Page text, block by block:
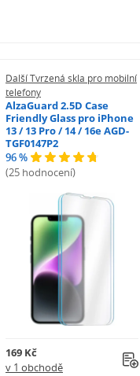
Další Tvrzená skla pro mobilní
telefony
AlzaGuard 2.5D Case
Friendly Glass pro iPhone
13 / 13 Pro / 14 / 16e AGD-
TGF0147P2
96 %
(25 hodnocení)
169 Kč
v 1 obchodě